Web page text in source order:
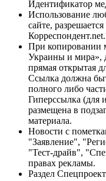
Идентификатор
Использование
сайте,
Корреспондент.net.
При копировании
Украины и мира»,
прямая открытая
Ссылка должна
полного либо
Гиперссылка (для
размещена в
материала.
Новости с
"Заявление",
"Тест-драйв",
правах рекламы.
Раздел